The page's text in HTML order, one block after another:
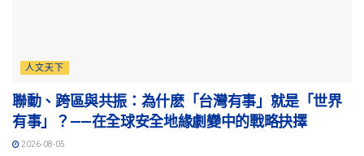
人文天下
聯動、跨區與共振：為什麽「台灣有事」就是「世界
有事」？——在全球安全地緣劇變中的戰略抉擇
2026-08-05